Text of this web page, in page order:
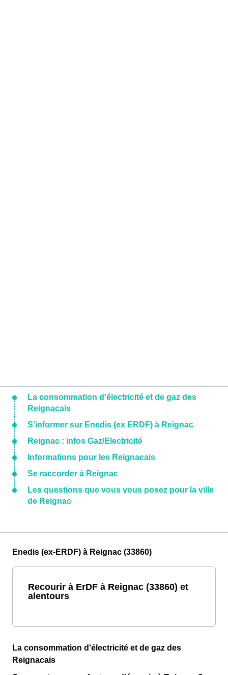
La consommation d'électricité et de gaz des
Reignacais
S'informer sur Enedis (ex ERDF) à Reignac
Reignac : infos Gaz/Electricité
Informations pour les Reignacais
Se raccorder à Reignac
Les questions que vous vous posez pour la ville
de Reignac
Enedis (ex-ERDF) à Reignac (33860)
Recourir à ErDF à Reignac (33860) et
alentours
La consommation d'électricité et de gaz des
Reignacais